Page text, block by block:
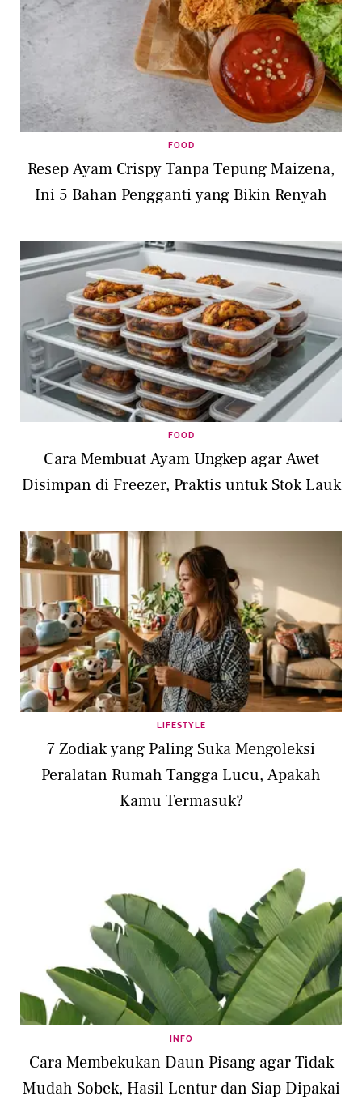
FOOD
Resep Ayam Crispy Tanpa Tepung Maizena,
Ini 5 Bahan Pengganti yang Bikin Renyah
FOOD
Cara Membuat Ayam Ungkep agar Awet
Disimpan di Freezer, Praktis untuk Stok Lauk
LIFESTYLE
7 Zodiak yang Paling Suka Mengoleksi
Peralatan Rumah Tangga Lucu, Apakah
Kamu Termasuk?
INFO
Cara Membekukan Daun Pisang agar Tidak
Mudah Sobek, Hasil Lentur dan Siap Dipakai